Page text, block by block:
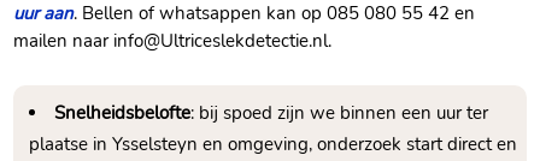
uur aan.​ Bellen of whatsappen kan op 085 080 55 42 en
mailen naar info@Ultriceslekdetectie.​nl.​
Snelheidsbelofte: bij spoed zijn we binnen een uur ter
plaatse in Ysselsteyn en omgeving, onderzoek start direct en